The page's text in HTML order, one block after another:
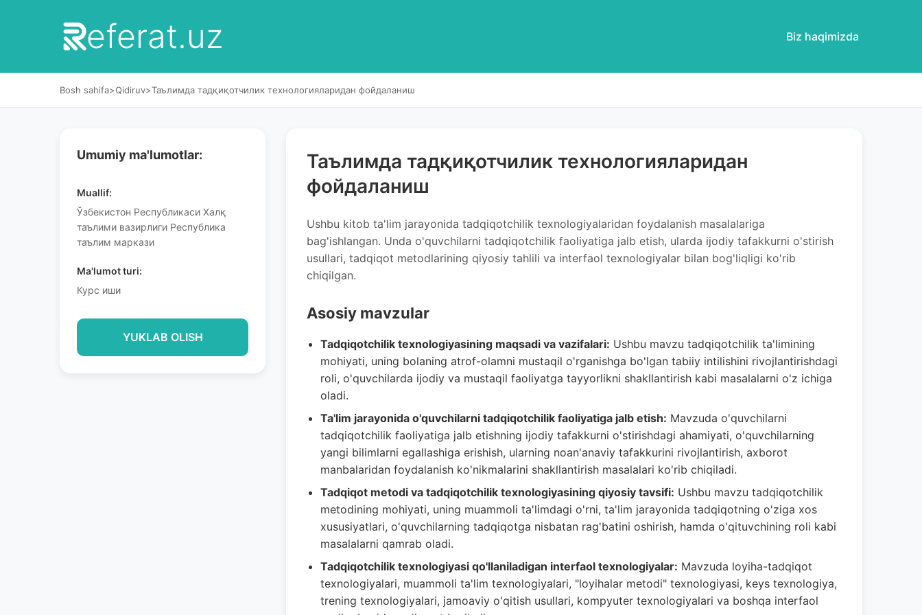
eferat.uz Biz haqimizda
Bosh sahifa>Qidiruv>Таълимда тадқиқотчилик технологияларидан фойдаланиш
Umumiy ma'lumotlar:
Muallif:
Ўзбекистон Республикаси Халқ
таълими вазирлиги Республика
таълим маркази
Ma'lumot turi:
Курс иши
YUKLAB OLISH
Таълимда тадқиқотчилик технологияларидан
фойдаланиш
Ushbu kitob ta'lim jarayonida tadqiqotchilik texnologiyalaridan foydalanish masalalariga
bag'ishlangan. Unda o'quvchilarni tadqiqotchilik faoliyatiga jalb etish, ularda ijodiy tafakkurni o'stirish
usullari, tadqiqot metodlarining qiyosiy tahlili va interfaol texnologiyalar bilan bog'liqligi ko'rib
chiqilgan.
Asosiy mavzular
Tadqiqotchilik texnologiyasining maqsadi va vazifalari: Ushbu mavzu tadqiqotchilik ta'limining
mohiyati, uning bolaning atrof-olamni mustaqil o'rganishga bo'lgan tabiiy intilishini rivojlantirishdagi
roli, o'quvchilarda ijodiy va mustaqil faoliyatga tayyorlikni shakllantirish kabi masalalarni o'z ichiga
oladi.
Ta'lim jarayonida o'quvchilarni tadqiqotchilik faoliyatiga jalb etish: Mavzuda o'quvchilarni
tadqiqotchilik faoliyatiga jalb etishning ijodiy tafakkurni o'stirishdagi ahamiyati, o'quvchilarning
yangi bilimlarni egallashiga erishish, ularning noan'anaviy tafakkurini rivojlantirish, axborot
manbalaridan foydalanish ko'nikmalarini shakllantirish masalalari ko'rib chiqiladi.
Tadqiqot metodi va tadqiqotchilik texnologiyasining qiyosiy tavsifi: Ushbu mavzu tadqiqotchilik
metodining mohiyati, uning muammoli ta'limdagi o'rni, ta'lim jarayonida tadqiqotning o'ziga xos
xususiyatlari, o'quvchilarning tadqiqotga nisbatan rag'batini oshirish, hamda o'qituvchining roli kabi
masalalarni qamrab oladi.
Tadqiqotchilik texnologiyasi qo'llaniladigan interfaol texnologiyalar: Mavzuda loyiha-tadqiqot
texnologiyalari, muammoli ta'lim texnologiyalari, "loyihalar metodi" texnologiyasi, keys texnologiya,
trening texnologiyalari, jamoaviy o'qitish usullari, kompyuter texnologiyalari va boshqa interfaol